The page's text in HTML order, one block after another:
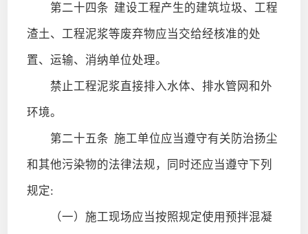
第二十四条 建设工程产生的建筑垃圾、工程
渣土、工程泥浆等废弃物应当交给经核准的处
置、运输、消纳单位处理。
禁止工程泥浆直接排入水体、排水管网和外
环境。
第二十五条 施工单位应当遵守有关防治扬尘
和其他污染物的法律法规，同时还应当遵守下列
规定:
（一）施工现场应当按照规定使用预拌混凝